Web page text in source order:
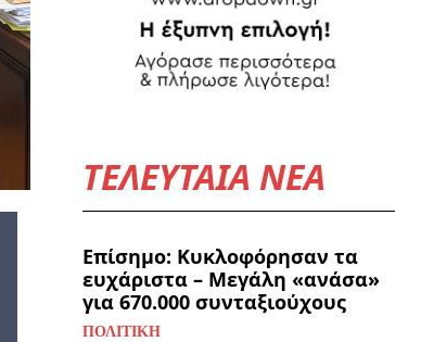
ΤΕΛΕΥΤΑΙΑ ΝΕΑ
Επίσημο: Κυκλοφόρησαν τα
ευχάριστα – Μεγάλη «ανάσα»
για 670.000 συνταξιούχους
ΠΟΛΙΤΙΚΉ